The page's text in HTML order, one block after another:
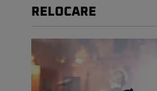
RELOCARE